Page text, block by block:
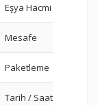
Eşya Hacmi
Mesafe
Paketleme
Tarih / Saat